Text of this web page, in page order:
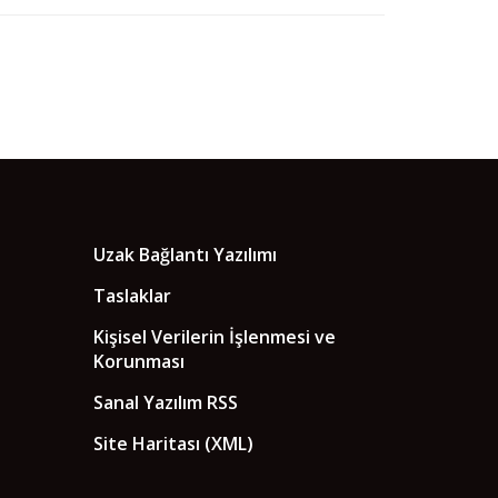
Uzak Bağlantı Yazılımı
Taslaklar
Kişisel Verilerin İşlenmesi ve
Korunması
Sanal Yazılım RSS
Site Haritası (XML)